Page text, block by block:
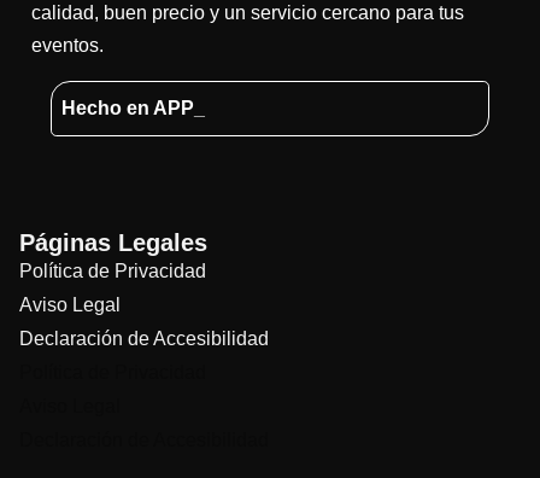
calidad, buen precio y un servicio cercano para tus
eventos.
Hecho en APP_
Páginas Legales
Política de Privacidad
Aviso Legal
Declaración de Accesibilidad